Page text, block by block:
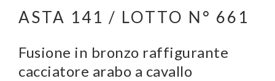
ASTA 141 / LOTTO N° 661
Fusione in bronzo raffigurante
cacciatore arabo a cavallo